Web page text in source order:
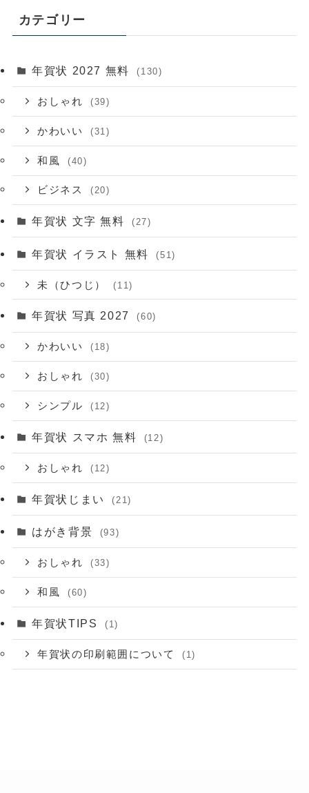
カテゴリー
年賀状 2027 無料 (130)
おしゃれ (39)
かわいい (31)
和風 (40)
ビジネス (20)
年賀状 文字 無料 (27)
年賀状 イラスト 無料 (51)
未（ひつじ） (11)
年賀状 写真 2027 (60)
かわいい (18)
おしゃれ (30)
シンプル (12)
年賀状 スマホ 無料 (12)
おしゃれ (12)
年賀状じまい (21)
はがき背景 (93)
おしゃれ (33)
和風 (60)
年賀状TIPS (1)
年賀状の印刷範囲について (1)